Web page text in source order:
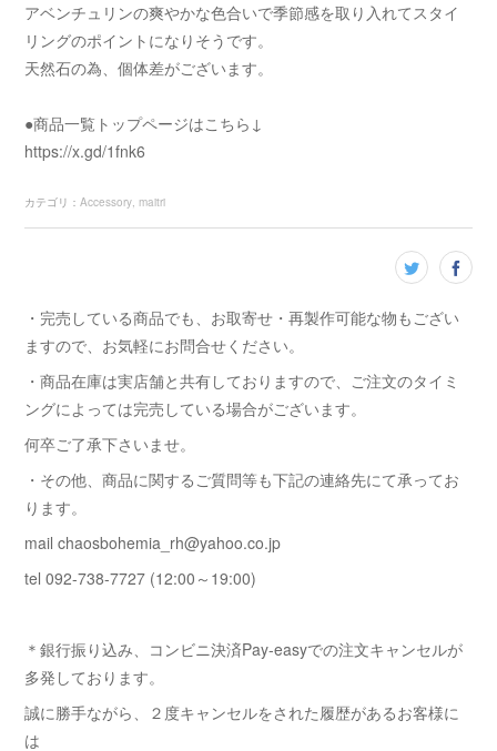
アベンチュリンの爽やかな色合いで季節感を取り入れてスタイ
リングのポイントになりそうです。
天然石の為、個体差がございます。
●商品一覧トップページはこちら↓
https://x.gd/1fnk6
カテゴリ ：Accessory maitri
・完売している商品でも、お取寄せ・再製作可能な物もござい
ますので、お気軽にお問合せください。
・商品在庫は実店舗と共有しておりますので、ご注文のタイミ
ングによっては完売している場合がございます。
何卒ご了承下さいませ。
・その他、商品に関するご質問等も下記の連絡先にて承ってお
ります。
mail chaosbohemia_rh@yahoo.co.jp
tel 092-738-7727 (12:00～19:00)
＊銀行振り込み、コンビニ決済Pay-easyでの注文キャンセルが
多発しております。
誠に勝手ながら、２度キャンセルをされた履歴があるお客様に
は